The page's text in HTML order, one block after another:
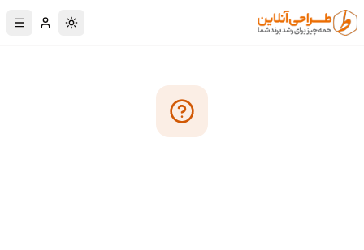
پرش به محتوای اصلی
تغییر به حالت